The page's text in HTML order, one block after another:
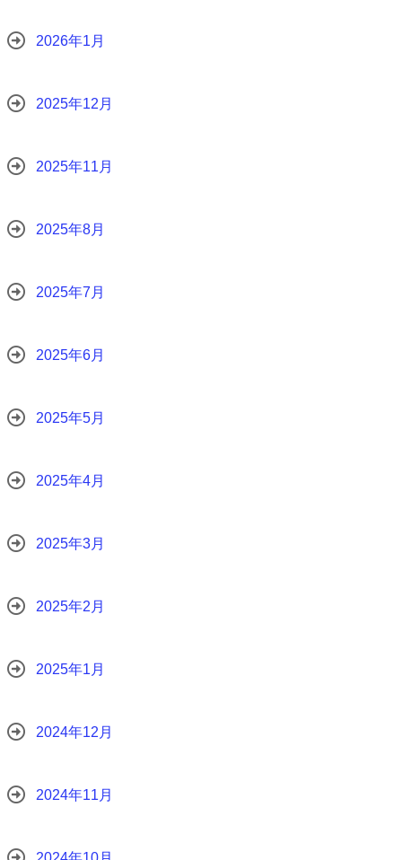
2026年1月
2025年12月
2025年11月
2025年8月
2025年7月
2025年6月
2025年5月
2025年4月
2025年3月
2025年2月
2025年1月
2024年12月
2024年11月